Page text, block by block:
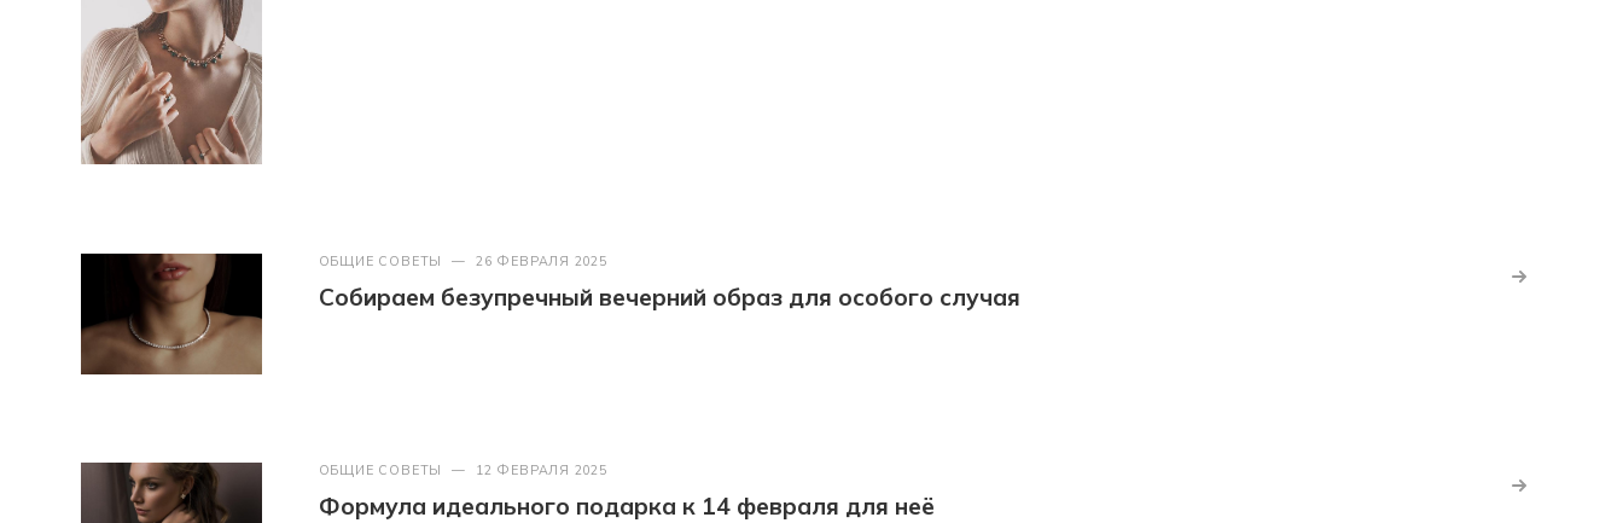
ОБЩИЕ СОВЕТЫ — 26 ФЕВРАЛЯ 2025
Собираем безупречный вечерний образ для особого случая
ОБЩИЕ СОВЕТЫ — 12 ФЕВРАЛЯ 2025
Формула идеального подарка к 14 февраля для неё